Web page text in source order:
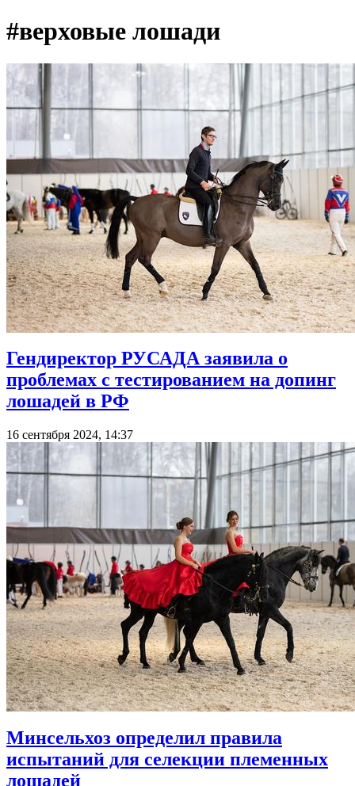
#верховые лошади
Гендиректор РУСАДА заявила о
проблемах с тестированием на допинг
лошадей в РФ
16 сентября 2024, 14:37
Минсельхоз определил правила
испытаний для селекции племенных
лошадей